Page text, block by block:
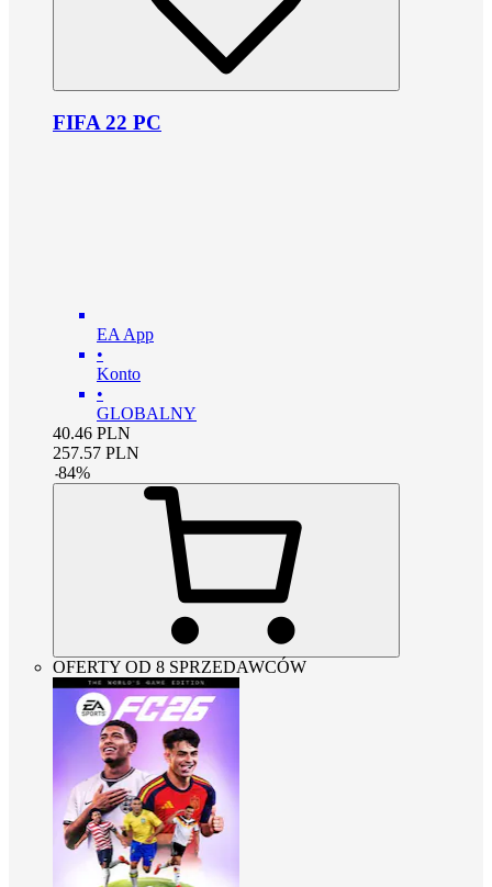
FIFA 22 PC
EA App
•
Konto
•
GLOBALNY
40.46 PLN
257.57 PLN
-84%
OFERTY OD 8 SPRZEDAWCÓW